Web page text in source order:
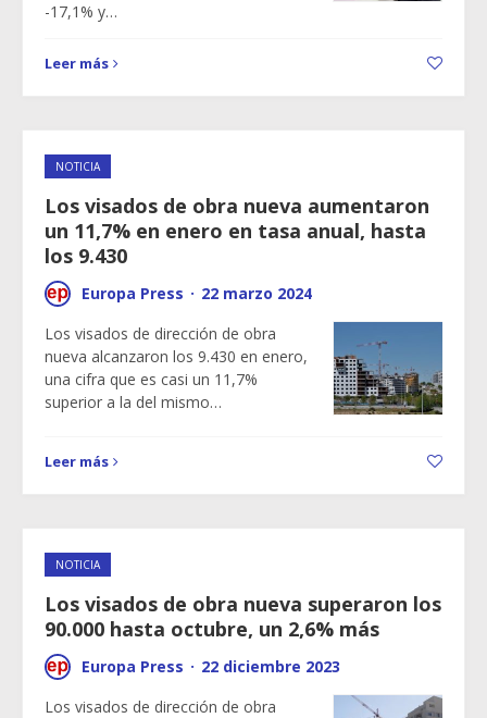
-17,1% y…
Leer más
NOTICIA
Los visados de obra nueva aumentaron
un 11,7% en enero en tasa anual, hasta
los 9.430
Europa Press · 22 marzo 2024
Los visados de dirección de obra
nueva alcanzaron los 9.430 en enero,
una cifra que es casi un 11,7%
superior a la del mismo…
Leer más
NOTICIA
Los visados de obra nueva superaron los
90.000 hasta octubre, un 2,6% más
Europa Press · 22 diciembre 2023
Los visados de dirección de obra